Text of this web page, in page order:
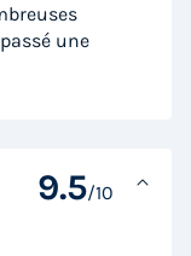
une
9.5/10